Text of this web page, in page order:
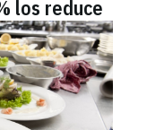
los reduce